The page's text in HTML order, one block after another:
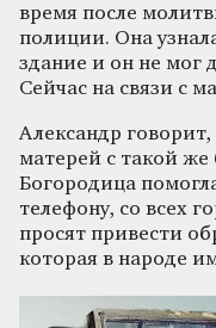
время после
полиции. Она
здание и он не мог
Сейчас на связи с
Александр
матерей с такой
Богородица
телефону, со всех
просят привести
которая в народе